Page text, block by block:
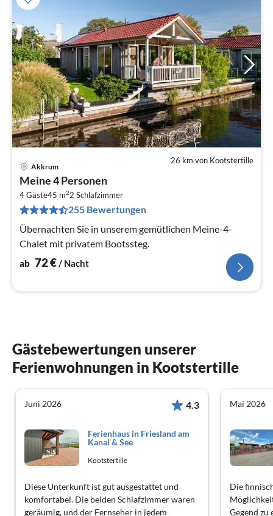
26 km von Kootstertille
Akkrum
Meine 4 Personen
4 Gäste45 m22 Schlafzimmer
255 Bewertungen
Übernachten Sie in unserem gemütlichen Meine-4-
Chalet mit privatem Bootssteg.
ab 72€/ Nacht
Gästebewertungen unserer
Ferienwohnungen in Kootstertille
Juni 2026 4.3
Ferienhaus in Friesland am
Kanal & See
Kootstertille
Diese Unterkunft ist gut ausgestattet und
komfortabel. Die beiden Schlafzimmer waren
geräumig, und der Fernseher in jedem
Mai 2026
Die
Gegend zu